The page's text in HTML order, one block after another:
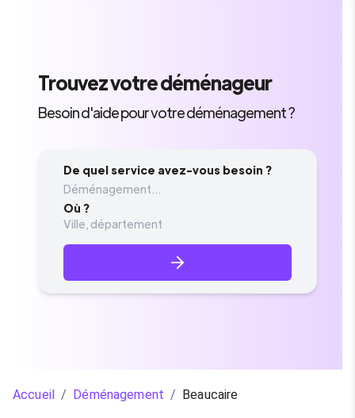
Trouvezvotre déménageur
Besoin d'aide pour votre déménagement ?
De quel service avez-vous besoin ?
Déménagement...
Où ?
Accueil / Déménagement / Beaucaire